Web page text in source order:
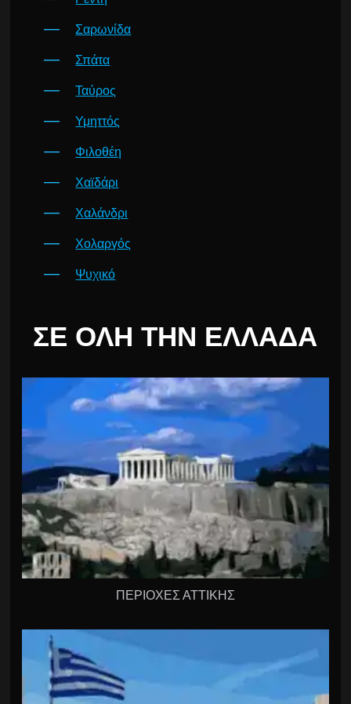
Σαρωνίδα
Σπάτα
Ταύρος
Υμηττός
Φιλοθέη
Χαϊδάρι
Χαλάνδρι
Χολαργός
Ψυχικό
ΣΕ ΌΛΗ ΤΗΝ ΕΛΛΆΔΑ
ΠΕΡΙΟΧΕΣ ΑΤΤΙΚΗΣ